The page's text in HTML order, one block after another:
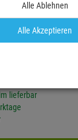
/ Monat
- frei ab 90,-€ in DE
lieferbar
Alle Ablehnen
Alle Akzeptieren